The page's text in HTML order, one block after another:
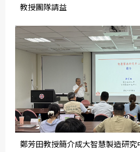
教授團隊請益
鄭芳田教授簡介成大智慧製造研究